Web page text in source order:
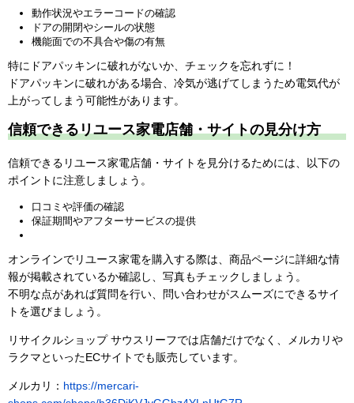
動作状況やエラーコードの確認
ドアの開閉やシールの状態
機能面での不具合や傷の有無
特にドアパッキンに破れがないか、チェックを忘れずに！
ドアパッキンに破れがある場合、冷気が逃げてしまうため電気代が
上がってしまう可能性があります。
信頼できるリユース家電店舗・サイトの見分け方
信頼できるリユース家電店舗・サイトを見分けるためには、以下の
ポイントに注意しましょう。
口コミや評価の確認
保証期間やアフターサービスの提供
オンラインでリユース家電を購入する際は、商品ページに詳細な情
報が掲載されているか確認し、写真もチェックしましょう。
不明な点があれば質問を行い、問い合わせがスムーズにできるサイ
トを選びましょう。
リサイクルショップ サウスリーフでは店舗だけでなく、メルカリや
ラクマといったECサイトでも販売しています。
メルカリ： https://mercari-